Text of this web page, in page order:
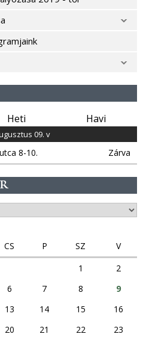
Heti Havi
09. v
8-10. Zárva
CS P SZ
V
1
2
6 7 8
9
13 14 15
16
20 21 22
23